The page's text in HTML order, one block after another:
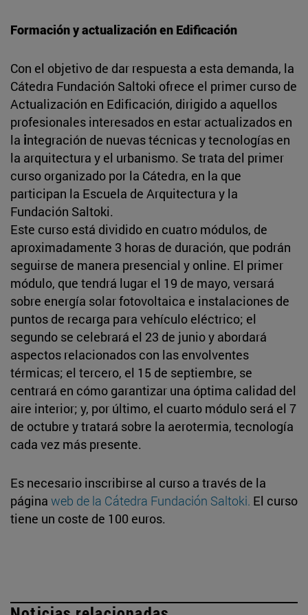
Formación y actualización en Edificación
Con el objetivo de dar respuesta a esta demanda, la
Cátedra Fundación Saltoki ofrece el primer curso de
Actualización en Edificación, dirigido a aquellos
profesionales interesados en estar actualizados en
la integración de nuevas técnicas y tecnologías en
la arquitectura y el urbanismo. Se trata del primer
curso organizado por la Cátedra, en la que
participan la Escuela de Arquitectura y la
Fundación Saltoki.
Este curso está dividido en cuatro módulos, de
aproximadamente 3 horas de duración, que podrán
seguirse de manera presencial y online. El primer
módulo, que tendrá lugar el 19 de mayo, versará
sobre energía solar fotovoltaica e instalaciones de
puntos de recarga para vehículo eléctrico; el
segundo se celebrará el 23 de junio y abordará
aspectos relacionados con las envolventes
térmicas; el tercero, el 15 de septiembre, se
centrará en cómo garantizar una óptima calidad del
aire interior; y, por último, el cuarto módulo será el 7
de octubre y tratará sobre la aerotermia, tecnología
cada vez más presente.
Es necesario inscribirse al curso a través de la
página web de la Cátedra Fundación Saltoki. El curso
tiene un coste de 100 euros.